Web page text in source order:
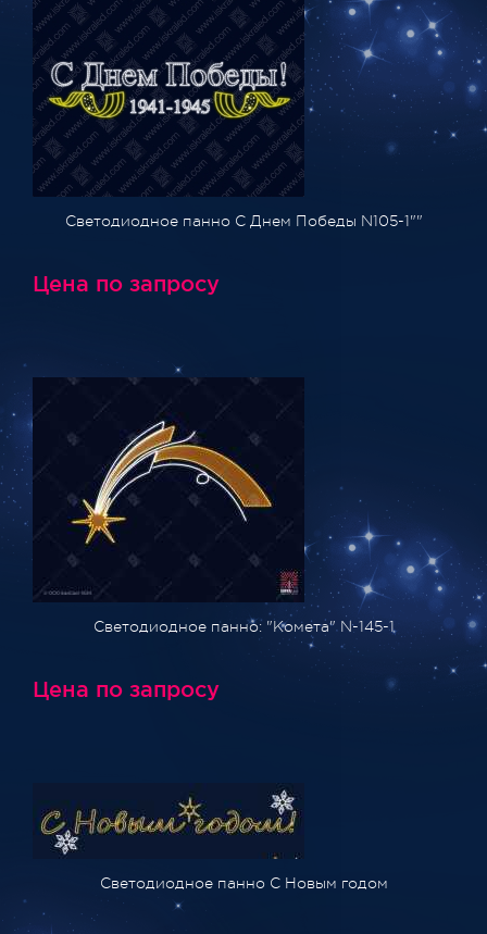
Светодиодное панно С Днем Победы N105-1""
Цена по запросу
Светодиодное панно: "Комета" N-145-1
Цена по запросу
Светодиодное панно С Новым годом